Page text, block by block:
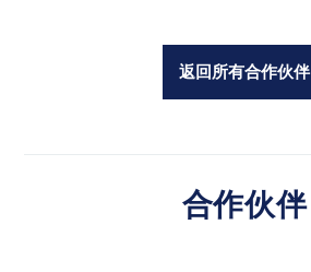
返回所有合作伙伴
合作伙伴